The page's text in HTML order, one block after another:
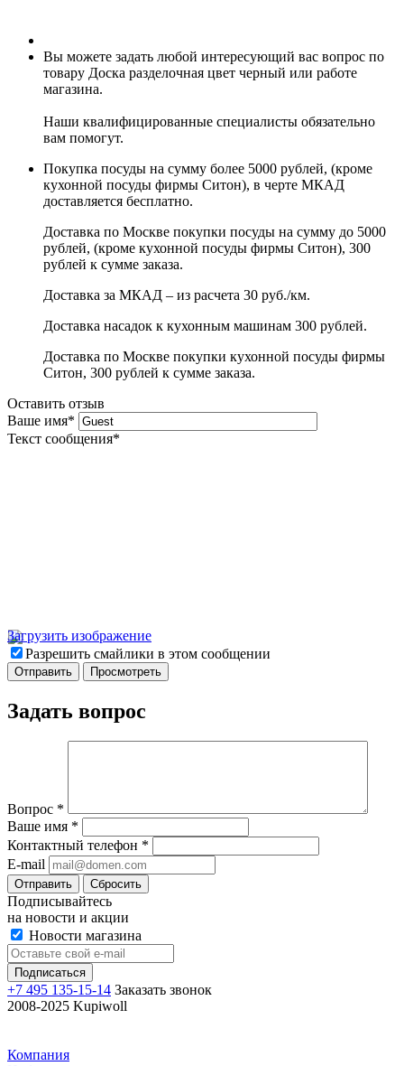
Вы можете задать любой интересующий вас вопрос по
товару Доска разделочная цвет черный или работе
магазина.
Наши квалифицированные специалисты обязательно
вам помогут.
Покупка посуды на сумму более 5000 рублей, (кроме
кухонной посуды фирмы Ситон), в черте МКАД
доставляется бесплатно.
Доставка по Москве покупки посуды на сумму до 5000
рублей, (кроме кухонной посуды фирмы Ситон), 300
рублей к сумме заказа.
Доставка за МКАД – из расчета 30 руб./км.
Доставка насадок к кухонным машинам 300 рублей.
Доставка по Москве покупки кухонной посуды фирмы
Ситон, 300 рублей к сумме заказа.
Оставить отзыв
Ваше имя*
Текст сообщения*
Загрузить изображение
Разрешить смайлики в этом сообщении
Задать вопрос
Вопрос *
Ваше имя *
Контактный телефон *
E-mail
Отправить Сбросить
Подписывайтесь
на новости и акции
Новости магазина
+7 495 135-15-14 Заказать звонок
2008-2025 Kupiwoll
Компания